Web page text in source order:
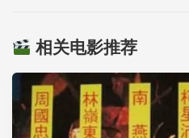
相关电影推荐